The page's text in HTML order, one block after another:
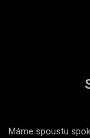
Máme spoustu